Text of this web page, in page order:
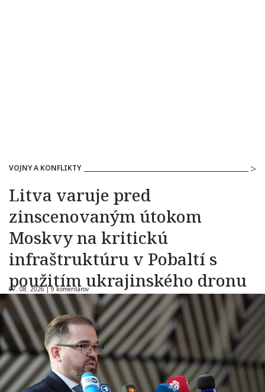
VOJNY A KONFLIKTY
Litva varuje pred
zinscenovaným útokom
Moskvy na kritickú
infraštruktúru v Pobaltí s
použitím ukrajinského dronu
07. 08. 2026 |9 komentárov